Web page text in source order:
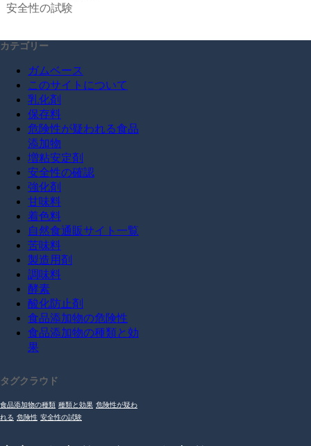
安全性の試験
カテゴリー
ガムベース
このサイトについて
乳化剤
保存料
危険性が疑われる食品
添加物
増粘安定剤
安全性の確認
強化剤
甘味料
着色料
自然食通販サイト一覧
苦味料
製造用剤
調味料
酵素
酸化防止剤
食品添加物の危険性
食品添加物の種類と効
果
タグクラウド
食品添加物の種類 種類と効果 危険性が疑わ
れる 危険性 安全性の試験